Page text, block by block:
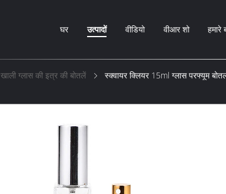
घर उत्पादों वीडियो वीआर शो हमारे
खाली ग्लास की इत्र की बोतलें स्क्वायर क्लियर 15ml ग्लास परफ्यूम